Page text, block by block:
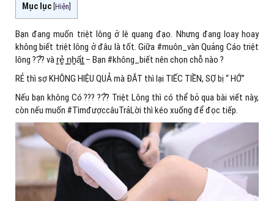
Mục lục [Hiện]
Bạn đang muốn triệt lông ở lê quang đạo. Nhưng đang loay hoay
không biết triệt lông ở đâu là tốt. Giữa #muôn_vàn Quảng Cáo triệt
lông ??̂́? và r̳ẻ̳ ̳n̳h̳ấ̳t̳ – Bạn #không_biết nên chọn chỗ nào ?
RẺ thì sợ KHÔNG HIỆU QUẢ mà ĐẮT thì lại TIẾC TIỀN, SỢ bị “ HỚ”
Nếu bạn không Có ??? ??̂̀? Triệt Lông thì có thể bỏ qua bài viết này,
còn nếu muốn #TìmđượccâuTrảLời thì kéo xuống để đọc tiếp.